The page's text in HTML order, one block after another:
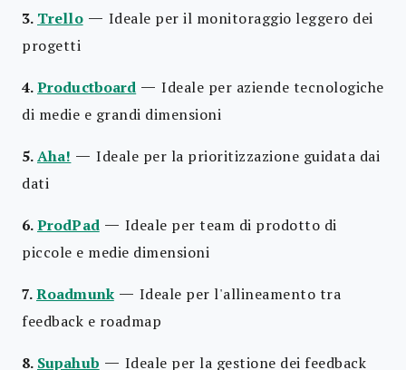
3. Trello — Ideale per il monitoraggio leggero dei
progetti
4.Productboard —Ideale per aziende tecnologiche
di medie e grandi dimensioni
5.Aha! —Ideale per la prioritizzazione guidata dai
dati
6.ProdPad — Ideale per team di prodotto di
piccole e medie dimensioni
7.Roadmunk — Ideale per l'allineamento tra
feedback e roadmap
8. Supahub — Ideale per la gestione dei feedback